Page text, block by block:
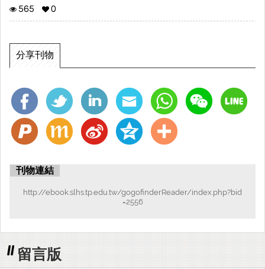
565
0
分享刊物
刊物連結
http://ebook.slhs.tp.edu.tw/gogofinderReader/index.php?bid
=2556
留言版